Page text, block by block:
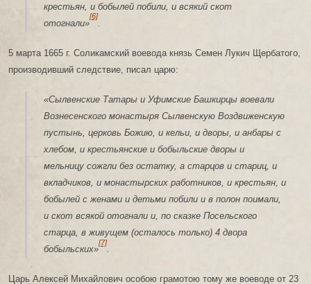
крестьян, и бобылей побили, и всякий скот
отогнали»
[6]
5 марта 1665 г. Соликамский воевода князь Семен Лукич Щербатого,
производивший следствие, писал царю:
«Сылвенские Татары и Уфимские Башкирцы воевали
Вознесенского монастыря Сылвенскую Воздвиженскую
пустынь, церковь Божию, и кельи, и дворы, и анбары с
хлебом, и крестьянские и бобыльские дворы и
мельницу сожгли без остатку, а старцов и стариц, и
вкладчиков, и монастырских работников, и крестьян, и
бобылей с женами и детьми побили и в полон поимали,
и скот всякой отогнали и, по сказке Посельского
старца, в живущем (осталось только) 4 двора
бобыльских»
[7]
.
Царь Алексей Михайлович особою грамотою тому же воеводе от 23